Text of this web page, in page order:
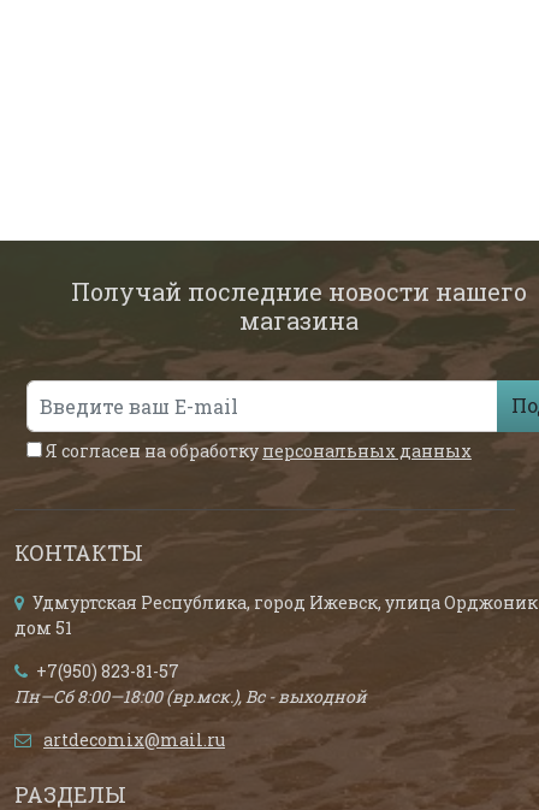
Получай последние новости нашего
магазина
Я согласен на обработку персональных данных
КОНТАКТЫ
Удмуртская Республика, город Ижевск, улица
дом 51
+7(950) 823-81-57
Пн—Сб 8:00—18:00 (вр.мск.), Вс - выходной
artdecomix@mail.ru
РАЗДЕЛЫ